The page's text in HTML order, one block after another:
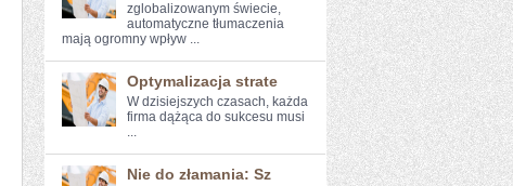
zglobalizowanym​ świecie,
⁣automatyczne ⁣tłumaczenia
mają ogromny wpływ ...
Optymalizacja strate
W dzisiejszych czasach, każda
firma dążąca do sukcesu musi
...
Nie do złamania: Sz